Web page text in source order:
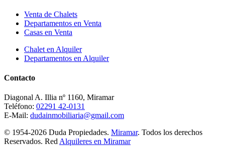
Venta de Chalets
Departamentos en Venta
Casas en Venta
Chalet en Alquiler
Departamentos en Alquiler
Contacto
Diagonal A. Illia nº 1160, Miramar
Teléfono: 02291 42-0131
E-Mail: dudainmobiliaria@gmail.com
© 1954-2026 Duda Propiedades. Miramar. Todos los derechos
Reservados. RedAlquileres en Miramar